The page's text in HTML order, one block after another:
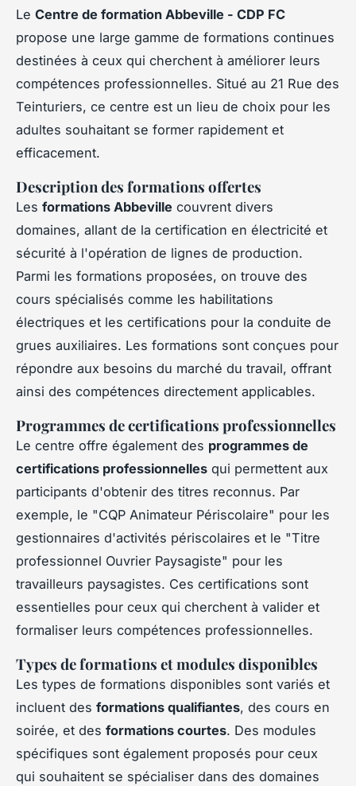
Le Centre de formation Abbeville - CDP FC
propose une large gamme de formations continues
destinées à ceux qui cherchent à améliorer leurs
compétences professionnelles. Situé au 21 Rue des
Teinturiers, ce centre est un lieu de choix pour les
adultes souhaitant se former rapidement et
efficacement.
Description des formations offertes
Les formations Abbeville couvrent divers
domaines, allant de la certification en électricité et
sécurité à l'opération de lignes de production.
Parmi les formations proposées, on trouve des
cours spécialisés comme les habilitations
électriques et les certifications pour la conduite de
grues auxiliaires. Les formations sont conçues pour
répondre aux besoins du marché du travail, offrant
ainsi des compétences directement applicables.
Programmes de certifications professionnelles
Le centre offre également des programmes de
certifications professionnelles qui permettent aux
participants d'obtenir des titres reconnus. Par
exemple, le "CQP Animateur Périscolaire" pour les
gestionnaires d'activités périscolaires et le "Titre
professionnel Ouvrier Paysagiste" pour les
travailleurs paysagistes. Ces certifications sont
essentielles pour ceux qui cherchent à valider et
formaliser leurs compétences professionnelles.
Types de formations et modules disponibles
Les types de formations disponibles sont variés et
incluent des formations qualifiantes, des cours en
soirée, et des formations courtes. Des modules
spécifiques sont également proposés pour ceux
qui souhaitent se spécialiser dans des domaines